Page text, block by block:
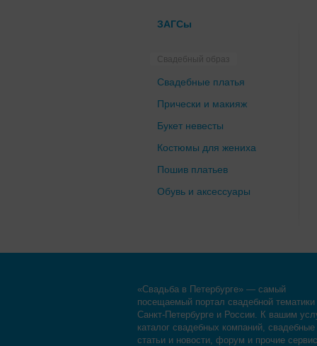
ЗАГСы
Свадебный образ
Свадебные платья
Прически и макияж
Букет невесты
Костюмы для жениха
Пошив платьев
Обувь и аксессуары
«Свадьба в Петербурге» — самый
посещаемый портал свадебной тематики
Санкт-Петербурге и России. К вашим
каталог свадебных компаний, свадебные
статьи и новости, форум и прочие